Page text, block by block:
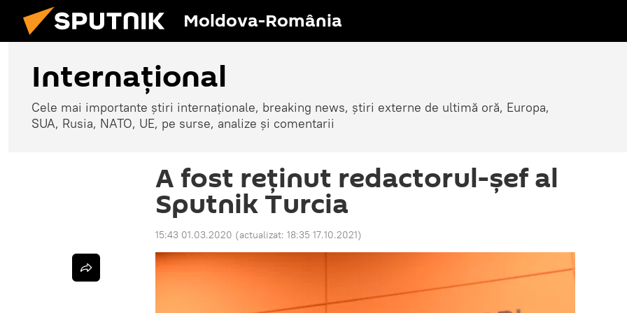
Moldova-România
Internaţional
Cele mai importante știri internaționale, breaking news, știri externe de ultimă oră, Europa,
SUA, Rusia, NATO, UE, pe surse, analize și comentarii
A fost reţinut redactorul-şef al
Sputnik Turcia
15:43 01.03.2020 (actualizat: 18:35 17.10.2021)